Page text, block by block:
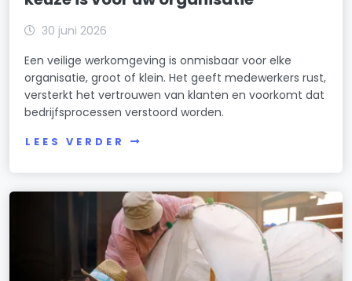
30 juni 2026
Een veilige werkomgeving is onmisbaar voor elke
organisatie, groot of klein. Het geeft medewerkers rust,
versterkt het vertrouwen van klanten en voorkomt dat
bedrijfsprocessen verstoord worden.
LEES VERDER